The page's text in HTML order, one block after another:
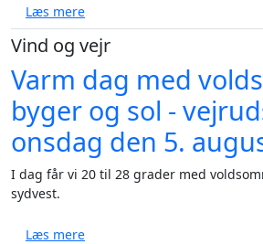
Læs mereom Blæst, byger og 17 til 23
Vind og vejr
Varm dag med
byger og sol -
onsdag den 5.
I dag får vi 20 til 28 grader med
sydvest.
Læs mereom Varm dag med